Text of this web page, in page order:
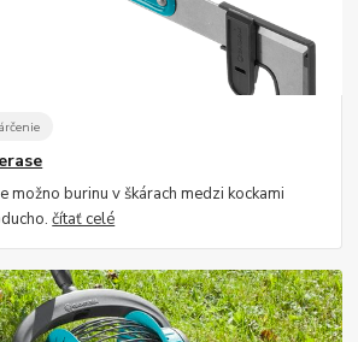
možno burinu v škárach medzi kockami
čítať celé